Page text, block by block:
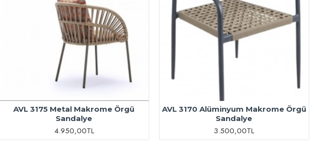
AVL 3175 Metal Makrome Örgü
Sandalye
4.950,00TL
AVL 3170 Alüminyum Makrome Örgü
Sandalye
3.500,00TL